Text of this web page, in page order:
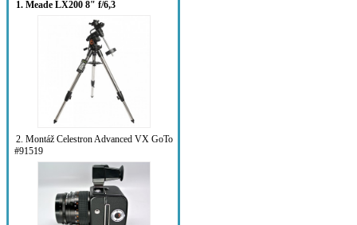
1. Meade LX200 8" f/6,3
2. Montáž Celestron Advanced VX GoTo
#91519